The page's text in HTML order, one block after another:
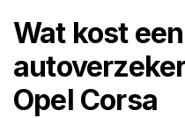
Wat kost een
Opel Corsa